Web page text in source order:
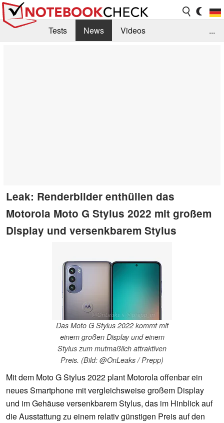
Tests News
Videos
...
Leak: Renderbilder enthüllen das
Motorola Moto G Stylus 2022 mit großem
Display und versenkbarem Stylus
Das Moto G Stylus 2022 kommt mit
einem großen Display und einem
Stylus zum mutmaßlich attraktiven
Preis. (Bild: @OnLeaks / Prepp)
Mit dem Moto G Stylus 2022 plant Motorola offenbar ein
neues Smartphone mit vergleichsweise großem Display
und im Gehäuse versenkbarem Stylus, das im Hinblick auf
die Ausstattung zu einem relativ günstigen Preis auf den